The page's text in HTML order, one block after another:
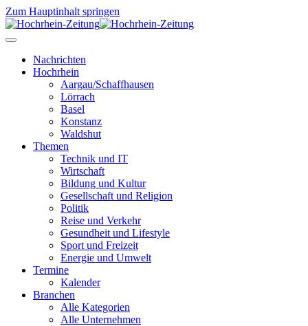
Zum Hauptinhalt springen
Nachrichten
Hochrhein
Aargau/Schaffhausen
Lörrach
Basel
Konstanz
Waldshut
Themen
Technik und IT
Wirtschaft
Bildung und Kultur
Gesellschaft und Religion
Politik
Reise und Verkehr
Gesundheit und Lifestyle
Sport und Freizeit
Energie und Umwelt
Termine
Kalender
Branchen
Alle Kategorien
Alle Unternehmen